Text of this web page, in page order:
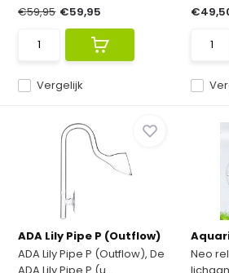
Vergelijk
€59,95 €59,95
ADA Lily Pipe P (Outflow)
ADA Lily Pipe P (Outflow), De
Neo